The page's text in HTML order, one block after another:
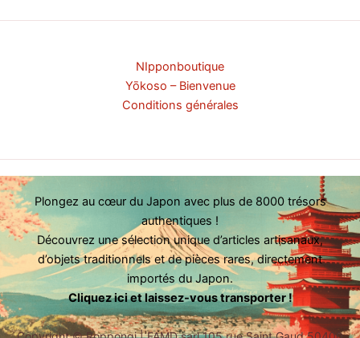
NIpponboutique
Yōkoso – Bienvenue
Conditions générales
Plongez au cœur du Japon avec plus de 8000 trésors
authentiques !
Découvrez une sélection unique d’articles artisanaux,
d’objets traditionnels et de pièces rares, directement
importés du Japon.
Cliquez ici et laissez-vous transporter !